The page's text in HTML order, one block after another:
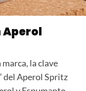
Aperol
marca, la clave
del Aperol Spritz